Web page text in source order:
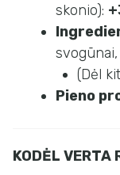
skonio):
(Dėl
Pieno
KODĖL VERTA